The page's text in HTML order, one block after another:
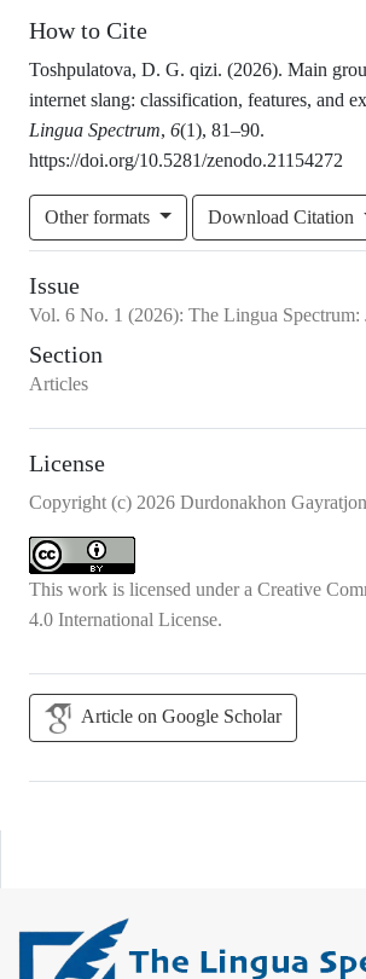
How to Cite
Toshpulatova, D. G. qizi. (2026). Main
internet slang: classification, features, and
Lingua Spectrum, 6(1), 81–90.
https://doi.org/10.5281/zenodo.21154272
Other formats Download Citation
Issue
Vol. 6 No. 1 (2026): The Lingua Spectrum:
Section
Articles
License
Copyright (c) 2026 Durdonakhon
This work is licensed under a Creative
4.0 International License.
Article on Google Scholar